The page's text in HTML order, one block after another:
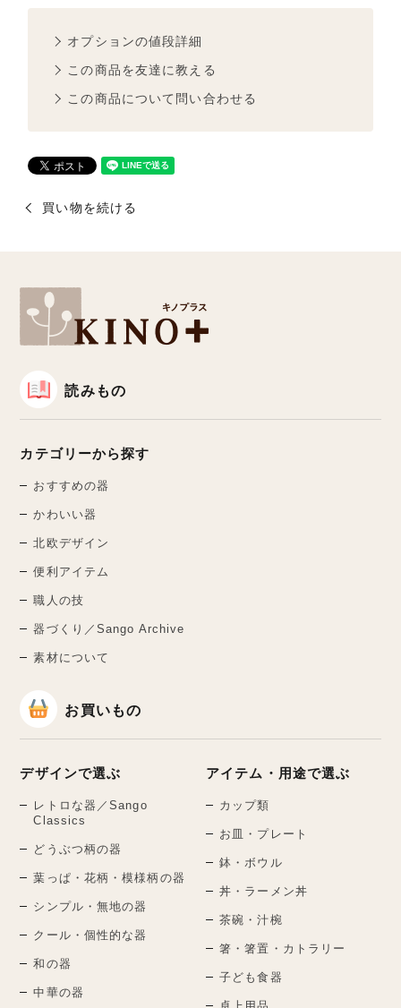
オプションの値段詳細
この商品を友達に教える
この商品について問い合わせる
買い物を続ける
読みもの
カテゴリーから探す
おすすめの器
かわいい器
北欧デザイン
便利アイテム
職人の技
器づくり／Sango Archive
素材について
お買いもの
デザインで選ぶ
レトロな器／Sango
Classics
どうぶつ柄の器
葉っぱ・花柄・模様柄の器
シンプル・無地の器
クール・個性的な器
和の器
中華の器
アイテム・用途で選ぶ
カップ類
お皿・プレート
鉢・ボウル
丼・ラーメン丼
茶碗・汁椀
箸・箸置・カトラリー
子ども食器